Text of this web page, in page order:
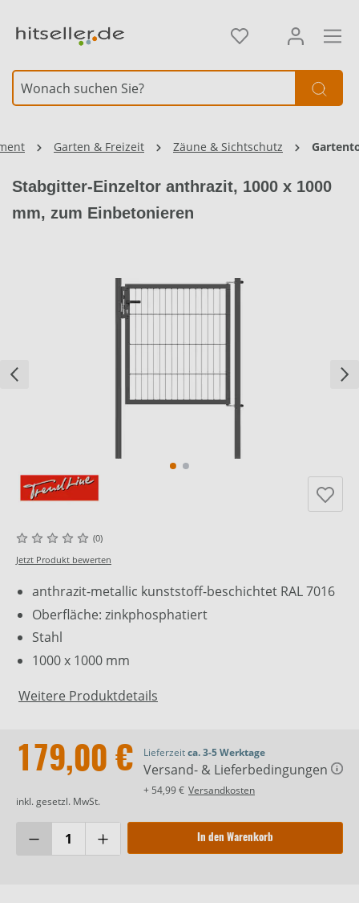
Garten & Freizeit Zäune & Sichtschutz
Stabgitter-Einzeltor anthrazit, 1000 x 1000
mm, zum Einbetonieren
(0)
Jetzt Produkt bewerten
anthrazit-metallic kunststoff-beschichtet RAL 7016
Oberfläche: zinkphosphatiert
Stahl
1000 x 1000 mm
Weitere Produktdetails
179,00 €
inkl. gesetzl. MwSt.
Lieferzeitca. 3-5 Werktage
Versand- & Lieferbedingungen
+ 54,99 € Versandkosten
In den Warenkorb